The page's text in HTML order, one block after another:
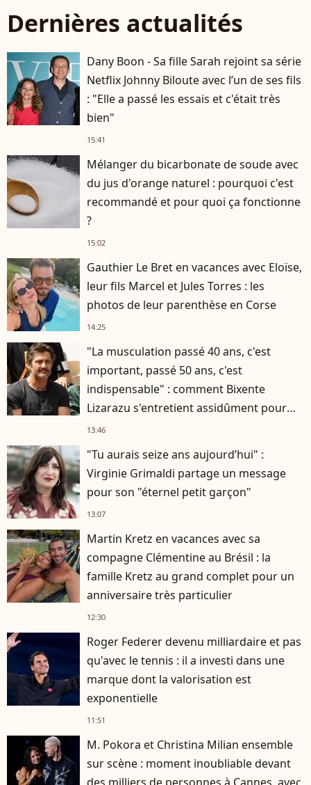
Dernières actualités
Dany Boon - Sa fille Sarah rejoint sa série
Netflix Johnny Biloute avec l’un de ses fils
: "Elle a passé les essais et c'était très
bien"
15:41
Mélanger du bicarbonate de soude avec
du jus d'orange naturel : pourquoi c'est
recommandé et pour quoi ça fonctionne
?
15:02
Gauthier Le Bret en vacances avec Eloïse,
leur fils Marcel et Jules Torres : les
photos de leur parenthèse en Corse
14:25
"La musculation passé 40 ans, c'est
important, passé 50 ans, c'est
indispensable" : comment Bixente
Lizarazu s'entretient assidûment pour
rester musclé à 56 ans ?
13:46
"Tu aurais seize ans aujourd’hui" :
Virginie Grimaldi partage un message
pour son "éternel petit garçon"
13:07
Martin Kretz en vacances avec sa
compagne Clémentine au Brésil : la
famille Kretz au grand complet pour un
anniversaire très particulier
12:30
Roger Federer devenu milliardaire et pas
qu'avec le tennis : il a investi dans une
marque dont la valorisation est
exponentielle
11:51
M. Pokora et Christina Milian ensemble
sur scène : moment inoubliable devant